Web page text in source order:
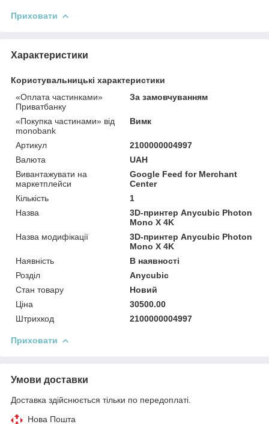
Приховати
Характеристики
Користувальницькі характеристики
«Оплата частинками»
Приватбанку
За замовчуванням
«Покупка частинами» від
monobank
Вимк
Артикул
2100000004997
Валюта
UAH
Вивантажувати на
маркетплейси
Google Feed for Merchant
Center
Кількість
1
Назва
3D-принтер Anycubic Photon
Mono X 4K
Назва модифікації
3D-принтер Anycubic Photon
Mono X 4K
Наявність
В наявності
Розділ
Anycubic
Стан товару
Новий
Ціна
30500.00
Штрихкод
2100000004997
Приховати
Умови доставки
Доставка здійснюється тільки по передоплаті.
Нова Пошта